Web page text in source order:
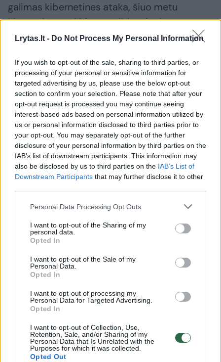
Lrytas.lt - Do Not Process My Personal Information
If you wish to opt-out of the sale, sharing to third parties, or
processing of your personal or sensitive information for
targeted advertising by us, please use the below opt-out
section to confirm your selection. Please note that after your
opt-out request is processed you may continue seeing
interest-based ads based on personal information utilized by
us or personal information disclosed to third parties prior to
your opt-out. You may separately opt-out of the further
disclosure of your personal information by third parties on the
IAB’s list of downstream participants. This information may
also be disclosed by us to third parties on the IAB’s List of
Downstream Participants that may further disclose it to other
Personal Data Processing Opt Outs
I want to opt-out of the Sharing of my
personal data.
Opted In
I want to opt-out of the Sale of my
Personal Data.
Opted In
I want to opt-out of processing my
Personal Data for Targeted Advertising.
Opted In
I want to opt-out of Collection, Use,
Retention, Sale, and/or Sharing of my
Personal Data that Is Unrelated with the
Purposes for which it was collected.
Opted Out
galimas kibernetines ataka, šiuo metu
Lietuvoje yra skiriamas didesnis dėmesys
kibernetinio saugumo rizikų valdymui.
„Pasiruošimas yra suaktyvintas. Nacionalinis
kibernetinio saugumo centras prie Krašto
apsaugos ministerijos, taip pat ypatingos
svarbos informacinės infrastruktūros
valdytojai ir kitos atsakingos institucijos
stebi kibernetinę erdvę ir yra pasirengusios
operatyviai reaguoti į kibernetinius
incidentus bei susijusias grėsmes. Taip pat
buvo imtasi reikiamų prevencinių priemonių
išaugusių kibernetinio saugumo rizikų
kad, lyginant su ankstesniu laikotarpiu,
Lietuvos pasirengimas atremti kibernetines
grėsmes yra geresnis.
Susiję straipsniai